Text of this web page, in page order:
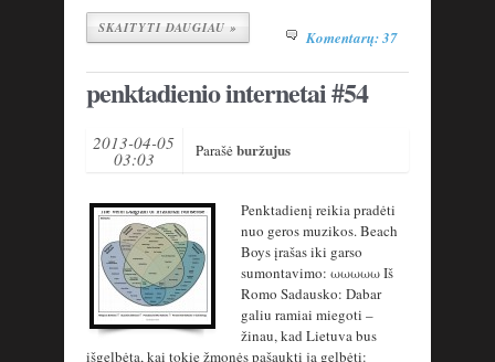
SKAITYTI DAUGIAU » Komentarų: 37
penktadienio internetai #54
2013-04-05
03:03 Parašėburžujus
Penktadienį reikia pradėti
nuo geros muzikos. Beach
Boys įrašas iki garso
sumontavimo: ωωωωω Iš
Romo Sadausko: Dabar
galiu ramiai miegoti –
žinau, kad Lietuva bus
išgelbėta, kai tokie žmonės pašaukti ją gelbėti: